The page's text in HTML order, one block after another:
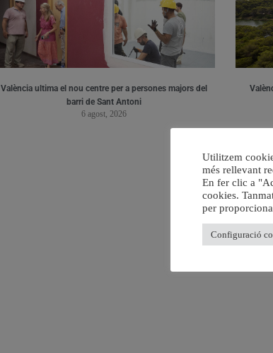
València ultima el nou centre per a persones majors del
barri de Sant Antoni
6 agost, 2026
Utilitzem
més rellevant
En fer clic a
cookies.
per
Configuració